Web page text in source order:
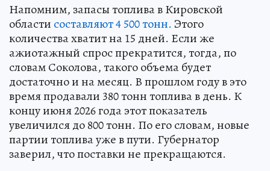
Напомним, запасы топлива в Кировской
области составляют 4 500 тонн. Этого
количества хватит на 15 дней. Если же
ажиотажный спрос прекратится, тогда, по
словам Соколова, такого объема будет
достаточно и на месяц. В прошлом году в это
время продавали 380 тонн топлива в день. К
концу июня 2026 года этот показатель
увеличился до 800 тонн. По его словам, новые
партии топлива уже в пути. Губернатор
заверил, что поставки не прекращаются.